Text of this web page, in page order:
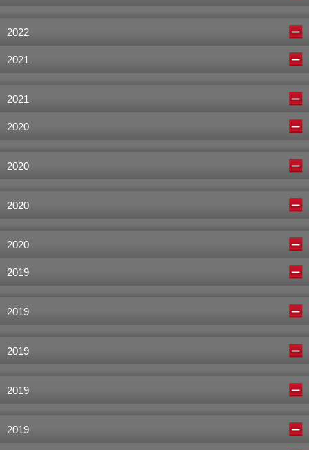
2022
2021
2021
2020
2020
2020
2020
2019
2019
2019
2019
2019